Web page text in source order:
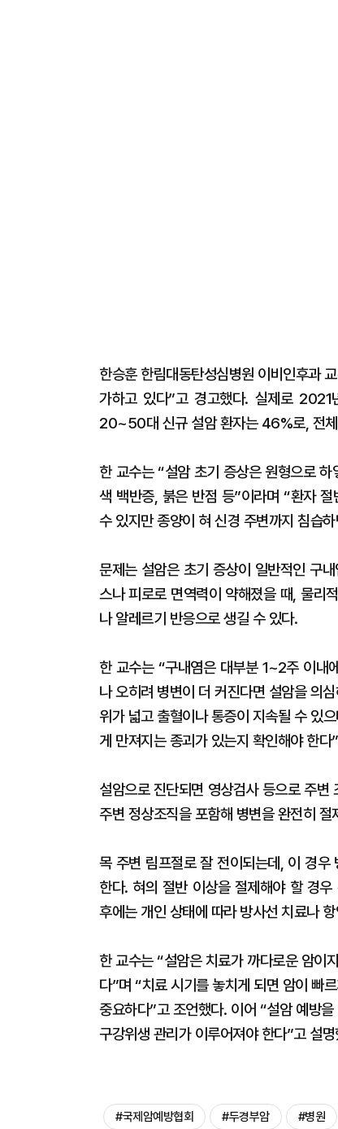
한승훈 한림대동탄성심병원 이비인후과
가하고 있다”고 경고했다. 실제로
20~50대 신규 설암 환자는 46%로, 전
한 교수는 “설암 초기 증상은 원형으로
색 백반증, 붉은 반점 등”이라며 “환자
수 있지만 종양이 혀 신경 주변까지 침습
문제는 설암은 초기 증상이 일반적인 구
스나 피로로 면역력이 약해졌을 때, 물리
나 알레르기 반응으로 생길 수 있다.
한 교수는 “구내염은 대부분 1~2주 이내
나 오히려 병변이 더 커진다면 설암을 의
위가 넓고 출혈이나 통증이 지속될 수 있
게 만져지는 종괴가 있는지 확인해야 한다
설암으로 진단되면 영상검사 등으로 주
주변 정상조직을 포함해 병변을 완전히 절
목 주변 림프절로 잘 전이되는데, 이 경
한다. 혀의 절반 이상을 절제해야 할 경
후에는 개인 상태에 따라 방사선 치료나
한 교수는 “설암은 치료가 까다로운 암이
다”며 “치료 시기를 놓치게 되면 암이 빠
중요하다”고 조언했다. 이어 “설암 예방
구강위생 관리가 이루어져야 한다”고 설
#국제암예방협회 #두경부암 #병원